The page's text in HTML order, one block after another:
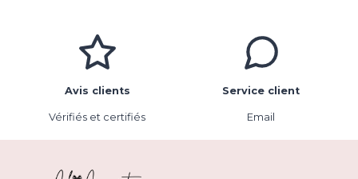
Avis clients
Vérifiés et certifiés
Service client
Email